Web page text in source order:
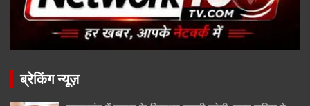
ब्रेकिंग न्यूज़